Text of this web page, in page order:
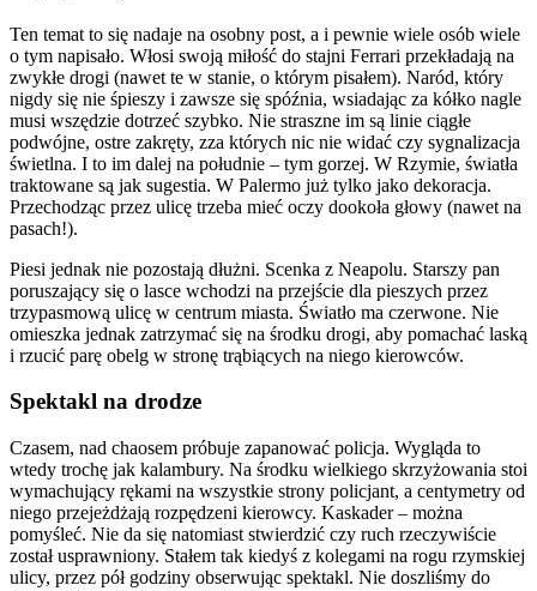
Ten temat to się nadaje na osobny post, a i pewnie wiele osób wiele
o tym napisało. Włosi swoją miłość do stajni Ferrari przekładają na
zwykłe drogi (nawet te w stanie, o którym pisałem). Naród, który
nigdy się nie śpieszy i zawsze się spóźnia, wsiadając za kółko nagle
musi wszędzie dotrzeć szybko. Nie straszne im są linie ciągłe
podwójne, ostre zakręty, zza których nic nie widać czy sygnalizacja
świetlna. I to im dalej na południe – tym gorzej. W Rzymie, światła
traktowane są jak sugestia. W Palermo już tylko jako dekoracja.
Przechodząc przez ulicę trzeba mieć oczy dookoła głowy (nawet na
pasach!).
Piesi jednak nie pozostają dłużni. Scenka z Neapolu. Starszy pan
poruszający się o lasce wchodzi na przejście dla pieszych przez
trzypasmową ulicę w centrum miasta. Światło ma czerwone. Nie
omieszka jednak zatrzymać się na środku drogi, aby pomachać laską
i rzucić parę obelg w stronę trąbiących na niego kierowców.
Spektakl na drodze
Czasem, nad chaosem próbuje zapanować policja. Wygląda to
wtedy trochę jak kalambury. Na środku wielkiego skrzyżowania stoi
wymachujący rękami na wszystkie strony policjant, a centymetry od
niego przejeżdżają rozpędzeni kierowcy. Kaskader – można
pomyśleć. Nie da się natomiast stwierdzić czy ruch rzeczywiście
został usprawniony. Stałem tak kiedyś z kolegami na rogu rzymskiej
ulicy, przez pół godziny obserwując spektakl. Nie doszliśmy do